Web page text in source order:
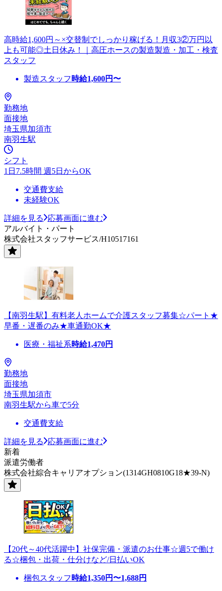
高時給1,600円～×交替制でしっかり稼げる！月収3②万円以
上も可能◎土日休み！｜高圧ホースの製造製造・加工・検査
スタッフ
製造スタッフ 時給1,600円〜
勤務地
面接地
埼玉県加須市
南羽生駅
シフト
1日7.5時間 週5日からOK
交通費支給
未経験OK
詳細を見る
応募画面に進む
アルバイト・パート
株式会社スタッフサービス/H10517161
【南羽生駅】有料老人ホームで介護スタッフ募集☆パート★
早番・遅番のみ★車通勤OK★
医療・福祉系時給1,470円
勤務地
面接地
埼玉県加須市
南羽生駅から車で5分
交通費支給
詳細を見る
応募画面に進む
新着
派遣労働者
株式会社綜合キャリアオプション(1314GH0810G18★39-N)
【20代～40代活躍中】社保完備・派遣のお仕事☆週5で働け
る☆梱包・出荷・仕分けなど/日払いOK
梱包スタッフ 時給1,350円〜1,688円